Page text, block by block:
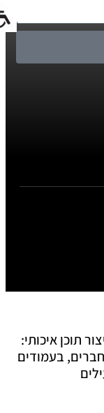
תוכן איכותי:
בעמודים